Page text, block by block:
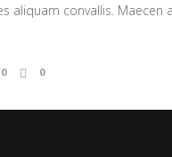
aliquam convallis.
0 0